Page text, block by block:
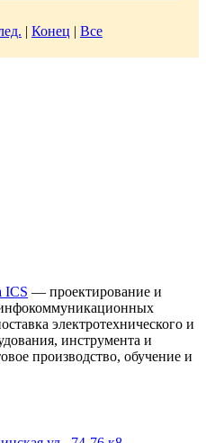
| Конец | Все
ICS — проектирование и
электротехнического и
инструмента и
производство, обучение и